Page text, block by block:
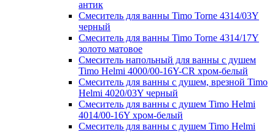
антик
Смеситель для ванны Timo Torne 4314/03Y
черный
Смеситель для ванны Timo Torne 4314/17Y
золото матовое
Смеситель напольный для ванны с душем
Timo Helmi 4000/00-16Y-CR хром-белый
Смеситель для ванны с душем, врезной Timo
Helmi 4020/03Y черный
Смеситель для ванны с душем Timo Helmi
4014/00-16Y хром-белый
Смеситель для ванны с душем Timo Helmi